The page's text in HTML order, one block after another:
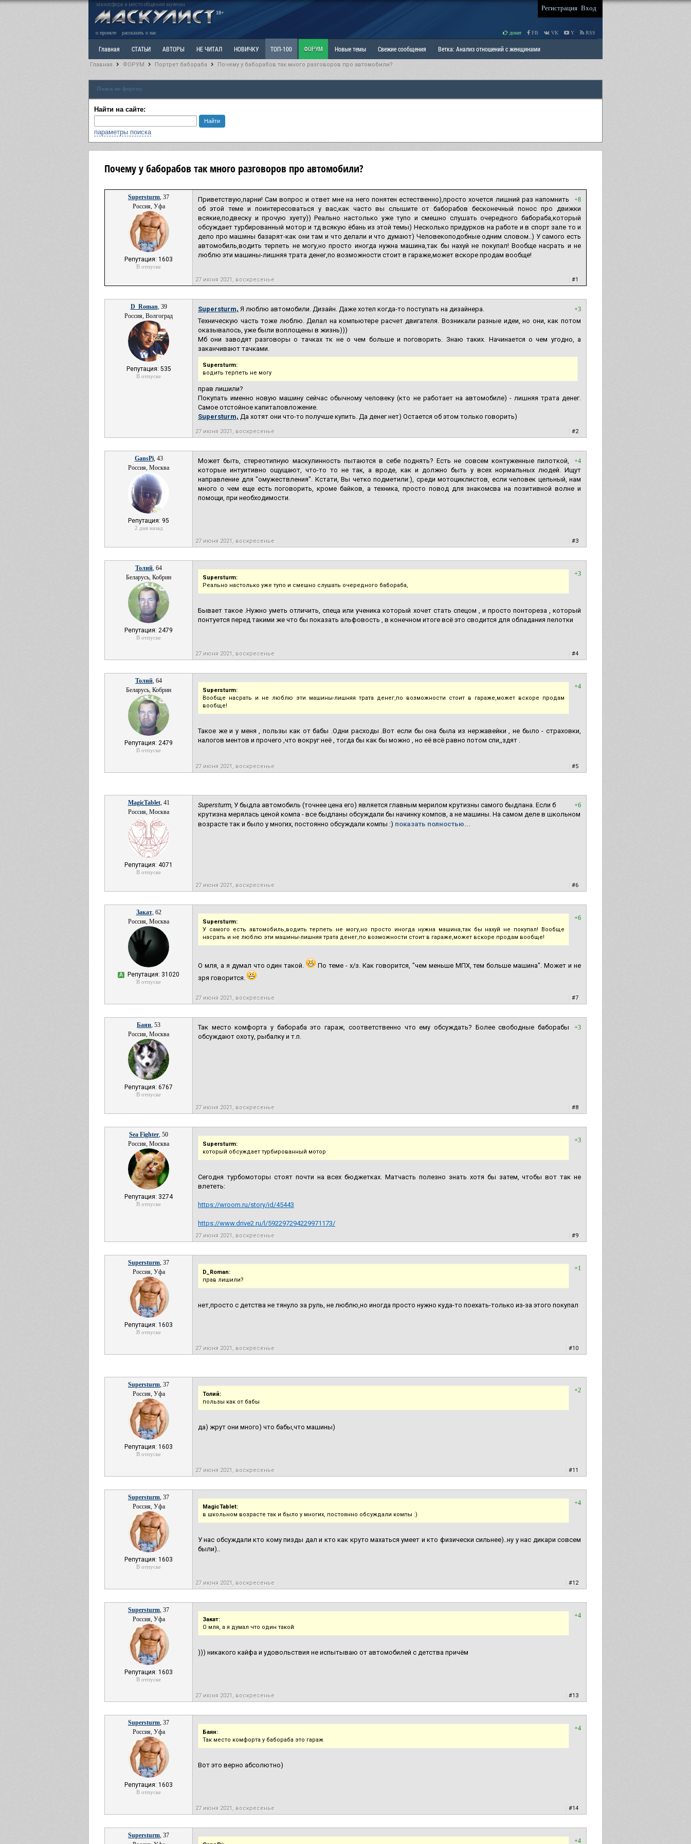
маносфера и место общения мужчин
18+
Регистрация Вход
о проекте рассказать о нас донат FB VK Y RSS
Главная СТАТЬИ АВТОРЫ НЕ ЧИТАЛ НОВИЧКУ ТОП-100 ФОРУМ Новые темы Свежие сообщения Ветка: Анализ отношений с женщинами
Ветка: Расстаюсь или Развожусь. САНЧАС Ветка: Наболевшее. Выскажись! РАЗДЕЛ: Мы и Женщины
РАЗДЕЛ: Разное
Главная ФОРУМ Портрет бабораба Почему у баборабов так много разговоров про автомобили?
Поиск по форуму
Найти на сайте:
параметры поиска
Почему у баборабов так много разговоров про автомобили?
Supersturm, 37
Россия, Уфа
Репутация: 1603
В отпуске
+8
Приветствую,парни! Сам вопрос и ответ мне на него понятен естественно),просто хочется лишний раз напомнить
об этой теме и поинтересоваться у вас,как часто вы слышите от баборабов бесконечный понос про движки
всякие,подвеску и прочую хуету)) Реально настолько уже тупо и смешно слушать очередного бабораба,который
обсуждает турбированный мотор и тд всякую ёбань из этой темы) Несколько придурков на работе и в спорт зале то и
дело про машины базарят-как они там и что делали и что думают) Человекоподобные одним словом..) У самого есть
автомобиль,водить терпеть не могу,но просто иногда нужна машина,так бы нахуй не покупал! Вообще насрать и не
люблю эти машины-лишняя трата денег,по возможности стоит в гараже,может вскоре продам вообще!
27 июня 2021, воскресенье #1
D_Roman, 39
Россия, Волгоград
Репутация: 535
В отпуске
+3
Supersturm, Я люблю автомобили. Дизайн. Даже хотел когда-то поступать на дизайнера.
Техническую часть тоже люблю. Делал на компьютере расчет двигателя. Возникали разные идеи, но они, как потом
оказывалось, уже были воплощены в жизнь)))
Мб они заводят разговоры о тачках тк не о чем больше и поговорить. Знаю таких. Начинается о чем угодно, а
заканчивают тачками.
Supersturm:
водить терпеть не могу
прав лишили?
Покупать именно новую машину сейчас обычному человеку (кто не работает на автомобиле) - лишняя трата денег.
Самое отстойное капиталовложение.
Supersturm, Да хотят они что-то получше купить. Да денег нет) Остается об этом только говорить)
27 июня 2021, воскресенье #2
GansPi, 43
Россия, Москва
Репутация: 95
2 дня назад
+4
Может быть, стереотипную маскулинность пытаются в себе поднять? Есть не совсем контуженные пилоткой,
которые интуитивно ощущают, что-то то не так, а вроде, как и должно быть у всех нормальных людей. Ищут
направление для "омужествления". Кстати, Вы четко подметили:), среди мотоциклистов, если человек цельный, нам
много о чем еще есть поговорить, кроме байков, а техника, просто повод для знакомсва на позитивной волне и
помощи, при необходимости.
27 июня 2021, воскресенье #3
Толий, 64
Беларусь, Кобрин
Репутация: 2479
В отпуске
+3
Supersturm:
Реально настолько уже тупо и смешно слушать очередного бабораба,
Бывает такое .Нужно уметь отличить, спеца или ученика который хочет стать спецом , и просто понтореза , который
понтуется перед такими же что бы показать альфовость , в конечном итоге всё это сводится для обладания пелотки
27 июня 2021, воскресенье #4
Толий, 64
Беларусь, Кобрин
Репутация: 2479
В отпуске
+4
Supersturm:
Вообще насрать и не люблю эти машины-лишняя трата денег,по возможности стоит в гараже,может вскоре продам
вообще!
Такое же и у меня , пользы как от бабы .Одни расходы .Вот если бы она была из нержавейки , не было - страховки,
налогов ментов и прочего ,что вокруг неё , тогда бы как бы можно , но её всё равно потом спи,,здят .
27 июня 2021, воскресенье #5
MagicTablet, 41
Россия, Москва
Репутация: 4071
В отпуске
+6
Supersturm, У быдла автомобиль (точнее цена его) является главным мерилом крутизны самого быдлана. Если б
крутизна мерялась ценой компа - все быдланы обсуждали бы начинку компов, а не машины. На самом деле в школьном
возрасте так и было у многих, постоянно обсуждали компы :) показать полностью...
27 июня 2021, воскресенье #6
Закат, 62
Россия, Москва
А Репутация: 31020
В отпуске
+6
Supersturm:
У самого есть автомобиль,водить терпеть не могу,но просто иногда нужна машина,так бы нахуй не покупал! Вообще
насрать и не люблю эти машины-лишняя трата денег,по возможности стоит в гараже,может вскоре продам вообще!
О мля, а я думал что один такой.
По теме - х/з. Как говорится, "чем меньше МПХ, тем больше машина". Может и не
зря говорится.
27 июня 2021, воскресенье #7
Баян, 53
Россия, Москва
Репутация: 6767
В отпуске
+3
Так место комфорта у бабораба это гараж, соответственно что ему обсуждать? Более свободные баборабы
обсуждают охоту, рыбалку и т.п.
27 июня 2021, воскресенье #8
Sea Fighter, 50
Россия, Москва
Репутация: 3274
В отпуске
+3
Supersturm:
который обсуждает турбированный мотор
Сегодня турбомоторы стоят почти на всех бюджетках. Матчасть полезно знать хотя бы затем, чтобы вот так не
влететь:
https://wroom.ru/story/id/45443
https://www.drive2.ru/l/592297294229971173/
27 июня 2021, воскресенье #9
Supersturm, 37
Россия, Уфа
Репутация: 1603
В отпуске
+1
D_Roman:
прав лишили?
нет,просто с детства не тянуло за руль, не люблю,но иногда просто нужно куда-то поехать-только из-за этого покупал
27 июня 2021, воскресенье #10
Supersturm, 37
Россия, Уфа
Репутация: 1603
В отпуске
+2
Толий:
пользы как от бабы
да) жрут они много) что бабы,что машины)
27 июня 2021, воскресенье #11
Supersturm, 37
Россия, Уфа
Репутация: 1603
В отпуске
+4
MagicTablet:
в школьном возрасте так и было у многих, постоянно обсуждали компы :)
У нас обсуждали кто кому пизды дал и кто как круто махаться умеет и кто физически сильнее)..ну у нас дикари совсем
были)..
27 июня 2021, воскресенье #12
Supersturm, 37
Россия, Уфа
Репутация: 1603
В отпуске
+4
Закат:
О мля, а я думал что один такой
))) никакого кайфа и удовольствия не испытываю от автомобилей с детства причём
27 июня 2021, воскресенье #13
Supersturm, 37
Россия, Уфа
Репутация: 1603
В отпуске
+4
Баян:
Так место комфорта у бабораба это гараж
Вот это верно абсолютно)
27 июня 2021, воскресенье #14
Supersturm, 37
+4